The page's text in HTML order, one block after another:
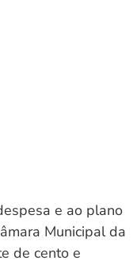
e ao plano
Municipal da
de cento e